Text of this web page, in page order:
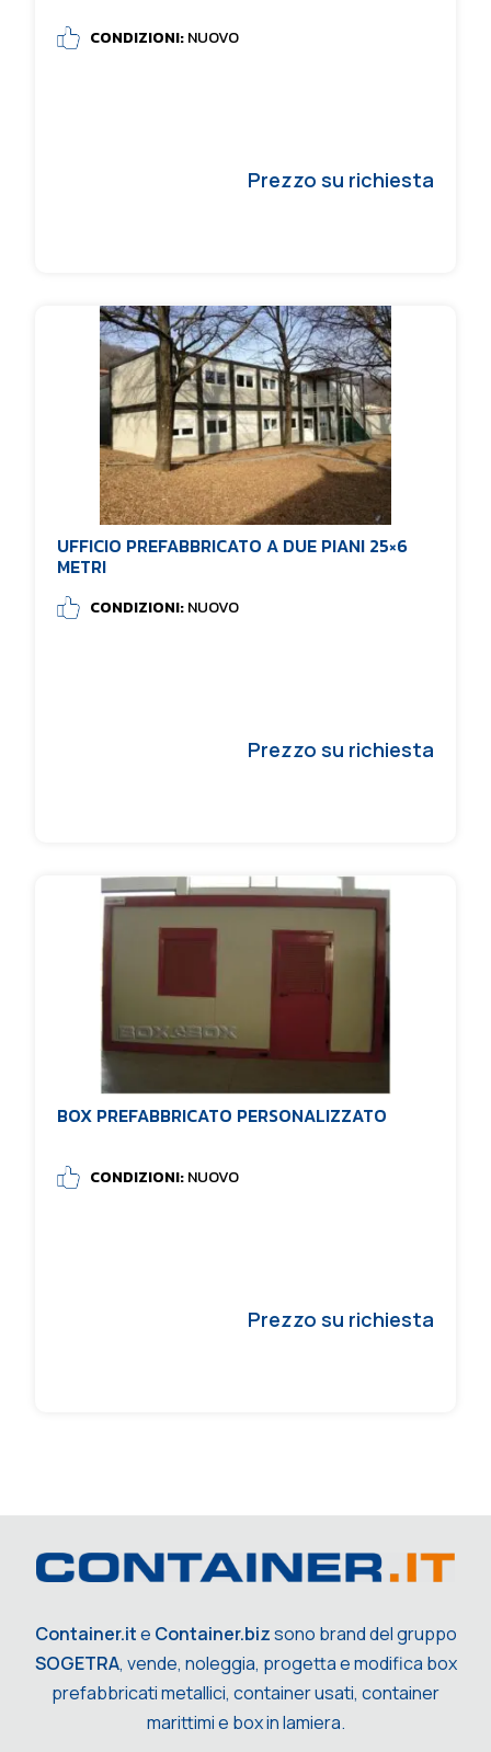
CONDIZIONI:NUOVO
Prezzo su richiesta
UFFICIO PREFABBRICATO A DUE PIANI 25×6
METRI
CONDIZIONI:NUOVO
Prezzo su richiesta
BOX PREFABBRICATO PERSONALIZZATO
CONDIZIONI:NUOVO
Prezzo su richiesta
Container.ite Container.bizsono brand del gruppo
SOGETRA, vende, noleggia, progetta e modifica box
prefabbricati metallici, container usati, container
marittimi e box in lamiera.